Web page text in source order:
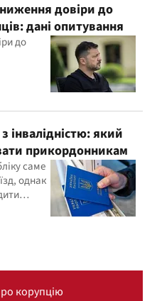
довіри до
дані опитування
до
інвалідністю: який
прикордонникам
саме
однак
корупцію